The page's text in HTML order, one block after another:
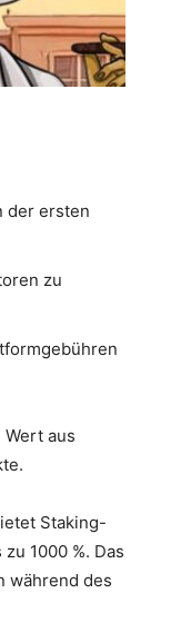
der ersten
zu
aus
Staking-
1000 %. Das
während des